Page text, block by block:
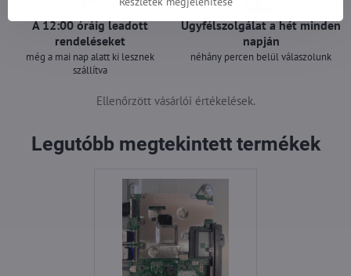
A 12:00 óráig leadott
rendeléseket
még a mai nap alatt ki lesznek
szállítva
Ügyfélszolgálat a hét minden
napján
néhány percen belül válaszolunk
Ellenőrzött vásárlói értékelések.
Legutóbb megtekintett termékek